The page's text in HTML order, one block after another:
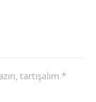
tartışalım *